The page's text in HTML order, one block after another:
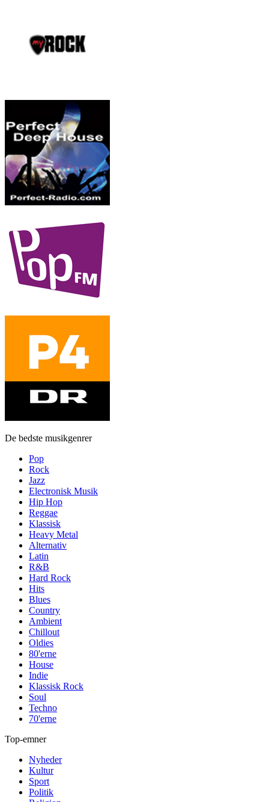
De bedste musikgenrer
Pop
Rock
Jazz
Electronisk Musik
Hip Hop
Reggae
Klassisk
Heavy Metal
Alternativ
Latin
R&B
Hard Rock
Hits
Blues
Country
Ambient
Chillout
Oldies
80'erne
House
Indie
Klassisk Rock
Soul
Techno
70'erne
Top-emner
Nyheder
Kultur
Sport
Politik